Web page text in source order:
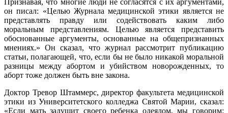
Признавая, что многие люди не согласятся с их аргументами,
он писал: «Целью Журнала медицинской этики является не
представлять правду или содействовать каким либо
моральным представлениям. Целью является представить
обоснованные аргументы, основанные на общепризнанных
мнениях.» Он сказал, что журнал рассмотрит публикацию
статьи, полагающей, что, если бы не было никакой моральной
разницы между абортом и убийством новорожденных, то
аборт тоже должен быть вне закона.
Доктор Тревор Штаммерс, директор факультета медицинской
этики из Университетского колледжа Святой Марии, сказал:
«Если мать задушит своего ребенка одеялом, мы говорим: